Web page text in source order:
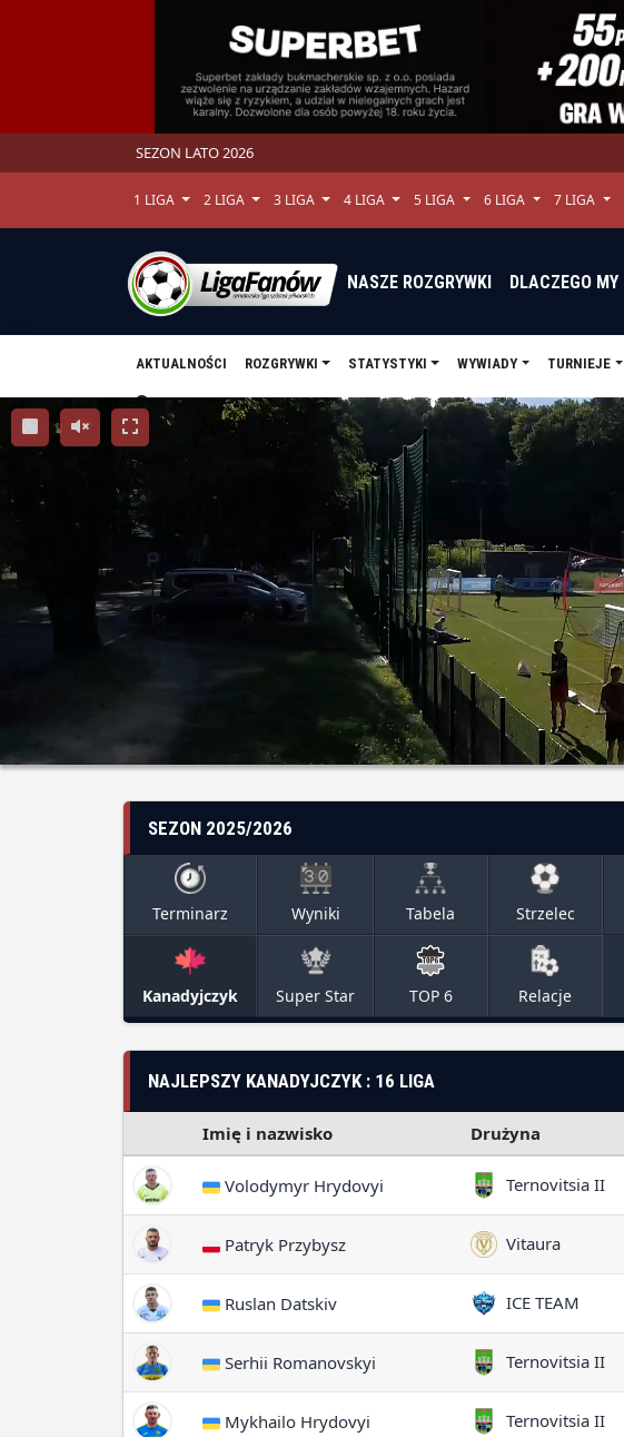
SEZON LATO 2026
1 LIGA 2 LIGA 3 LIGA 4 LIGA 5 LIGA 6 LIGA 7 LIGA
NASZE ROZGRYWKI DLACZEGO MY
AKTUALNOŚCI ROZGRYWKI STATYSTYKI WYWIADY TURNIEJE
SEZON 2025/2026
Terminarz Wyniki Tabela Strzelec
Kanadyjczyk Super Star TOP 6 Relacje
NAJLEPSZY KANADYJCZYK : 16 LIGA
Imię i nazwisko Drużyna
Volodymyr Hrydovyi Ternovitsia II
Patryk Przybysz Vitaura
Ruslan Datskiv ICE TEAM
Serhii Romanovskyi Ternovitsia II
Mykhailo Hrydovyi Ternovitsia II